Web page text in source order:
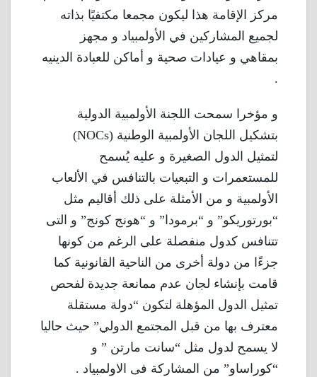
مركز الإقامة هذا ليكون مجمعا مكتفيًا بذاته
لجميع المشاركين في الأولمبياد و مجهز
بمقاهي و عيادات صحية و أماكن للعبادة الدينيه
.
و مؤخرا سمحت اللجنة الأولمبية الدولية
بتشكيل اللجان الأولمبية الوطنية (NOCs)
لتمثيل الدول الصغيرة و عليه يُسمح
للمستعمرات و التبعيات بالتنافس في الألعاب
الأولمبية و من الأمثلة على ذلك أقاليم مثل
“بورتوريكو” و “برمودا” و “هونج كونج” و التى
تتنافس كدول منفصلة على الرغم من كونها
جزءًا من دولة أخرى من الناحية القانونية كما
قامت بإنشاء لجان عدم ممانعة جديدة لفحص
تمثيل الدول المؤهلة لتكون “دولة مستقلة
معترف بها من قبل المجتمع الدولي” حيث حاليا
لا يسمح لدول مثل “سانت مارتن ” و
“كوراساو” من المشاركة فى الاولمبياد .